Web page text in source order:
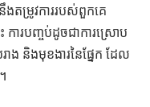
តម្រូវការរបស់ពួកគេ
ារបញ្ចប់ដូចជាការស្រោប
ង និងមុខងារនៃផ្នែក ដែល